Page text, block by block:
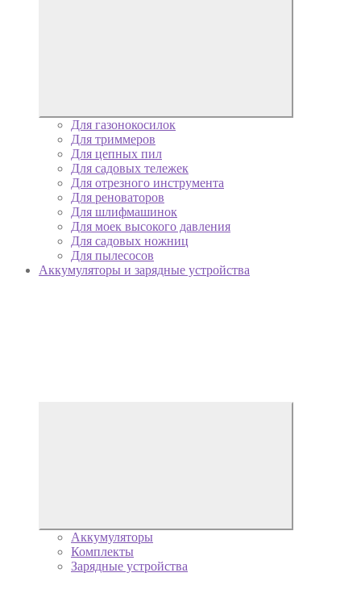
Для газонокосилок
Для триммеров
Для цепных пил
Для садовых тележек
Для отрезного инструмента
Для реноваторов
Для шлифмашинок
Для моек высокого давления
Для садовых ножниц
Для пылесосов
Аккумуляторы и зарядные устройства
Аккумуляторы
Комплекты
Зарядные устройства